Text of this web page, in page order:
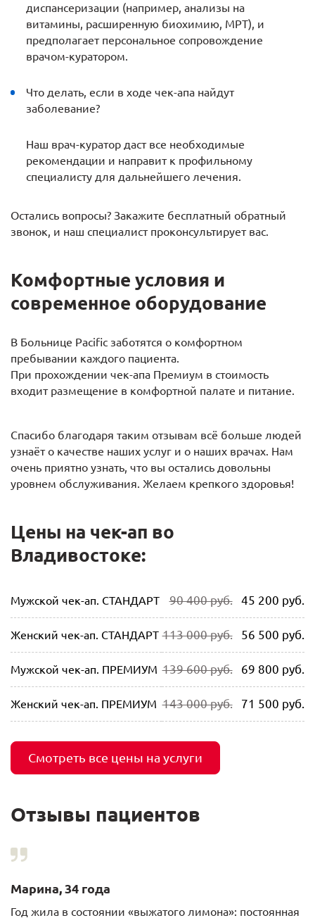
диспансеризации (например, анализы на
витамины, расширенную биохимию, МРТ), и
предполагает персональное сопровождение
врачом-куратором.
Что делать, если в ходе чек-апа найдут
заболевание?
Наш врач-куратор даст все необходимые
рекомендации и направит к профильному
специалисту для дальнейшего лечения.
Остались вопросы? Закажите бесплатный обратный
звонок, и наш специалист проконсультирует вас.
Комфортные условия и
современное оборудование
В Больнице Pacific заботятся о комфортном
пребывании каждого пациента.
При прохождении чек-апа Премиум в стоимость
входит размещение в комфортной палате и питание.
Спасибо благодаря таким отзывам всё больше людей
узнаёт о качестве наших услуг и о наших врачах. Нам
очень приятно узнать, что вы остались довольны
уровнем обслуживания. Желаем крепкого здоровья!
Цены на чек-ап во
Владивостоке:
Мужской чек-ап. СТАНДАРТ 90 400 руб. 45 200 руб.
Женский чек-ап. СТАНДАРТ 113 000 руб. 56 500 руб.
Мужской чек-ап. ПРЕМИУМ 139 600 руб. 69 800 руб.
Женский чек-ап. ПРЕМИУМ 143 000 руб. 71 500 руб.
Смотреть все цены на услуги
Отзывы пациентов
Марина, 34 года
Год жила в состоянии «выжатого лимона»: постоянная